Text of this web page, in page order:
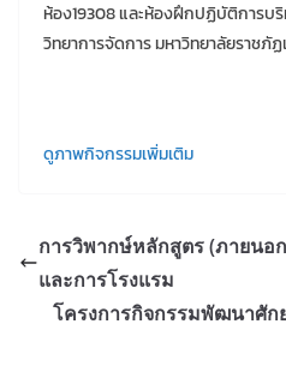
ห้อง19308 และห้องฝึกปฏิบัติการบริ
วิทยาการจัดการ มหาวิทยาลัยราชภัฏ
ดูภาพกิจกรรมเพิ่มเติม
การวิพากษ์หลักสูตร (ภายนอ
และการโรงแรม
โครงการกิจกรรมพัฒนาศั